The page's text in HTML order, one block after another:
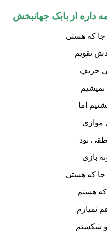
داره از بابک جهانبخش
که هستی
تقویم
حریفِ
نمیشیم
اما
موازی
بود
بازی
که هستی
که هستم
نمیارم
شکستم